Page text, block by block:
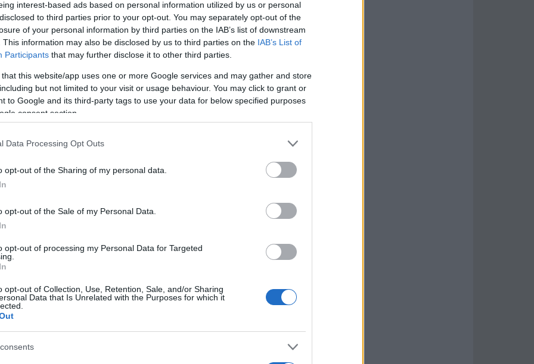
interest-based ads based on personal information utilized by us or personal
to third parties prior to your opt-out. You may separately opt-out of the
of your personal information by third parties on the IAB’s list of downstream
This information may also be disclosed by us to third parties on the IAB’s List of
Participants that may further disclose it to other third parties.
that this website/app uses one or more Google services and may gather and store
but not limited to your visit or usage behaviour. You may click to grant or
to Google and its third-party tags to use your data for below specified purposes
consent section.
Data Processing Opt Outs
opt-out of the Sharing of my personal data.
opt-out of the Sale of my Personal Data.
opt-out of processing my Personal Data for Targeted
opt-out of Collection, Use, Retention, Sale, and/or Sharing
Data that Is Unrelated with the Purposes for which it
– prosegue la nota -: la Juve ha
ha visto il rientro di tutti i Nazionali
Seduta impegnativa, dunque, nel
difensiva, sul possesso palla, e poi sui
e di attacco alle linee. Domani, vigilia
nel tardo pomeriggio per Roma sarà
anche la conferenza stampa del
su Juventus Tv”.